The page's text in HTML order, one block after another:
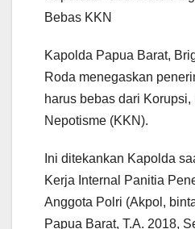
Bebas KKN
Kapolda Papua Barat,
Roda menegaskan
harus bebas dari Korupsi,
Nepotisme (KKN).
Ini ditekankan Kapolda
Kerja Internal Panitia
Anggota Polri (Akpol,
Papua Barat, T.A. 2018,